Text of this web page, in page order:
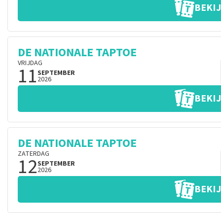
DE NATIONALE TAPTOE
VRIJDAG
11SEPTEMBER
2026
DE NATIONALE TAPTOE
ZATERDAG
12SEPTEMBER
2026